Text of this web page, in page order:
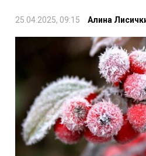
25.04.2025, 09:15 Алина